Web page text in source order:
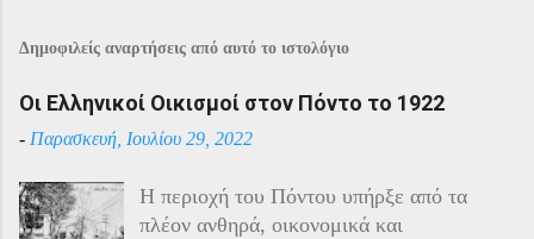
Δημοφιλείς αναρτήσεις από αυτό το ιστολόγιο
Οι Ελληνικοί Οικισμοί στον Πόντο το 1922
- Παρασκευή, Ιουλίου 29, 2022
Η περιοχή του Πόντου υπήρξε από τα
πλέον ανθηρά, οικονομικά και